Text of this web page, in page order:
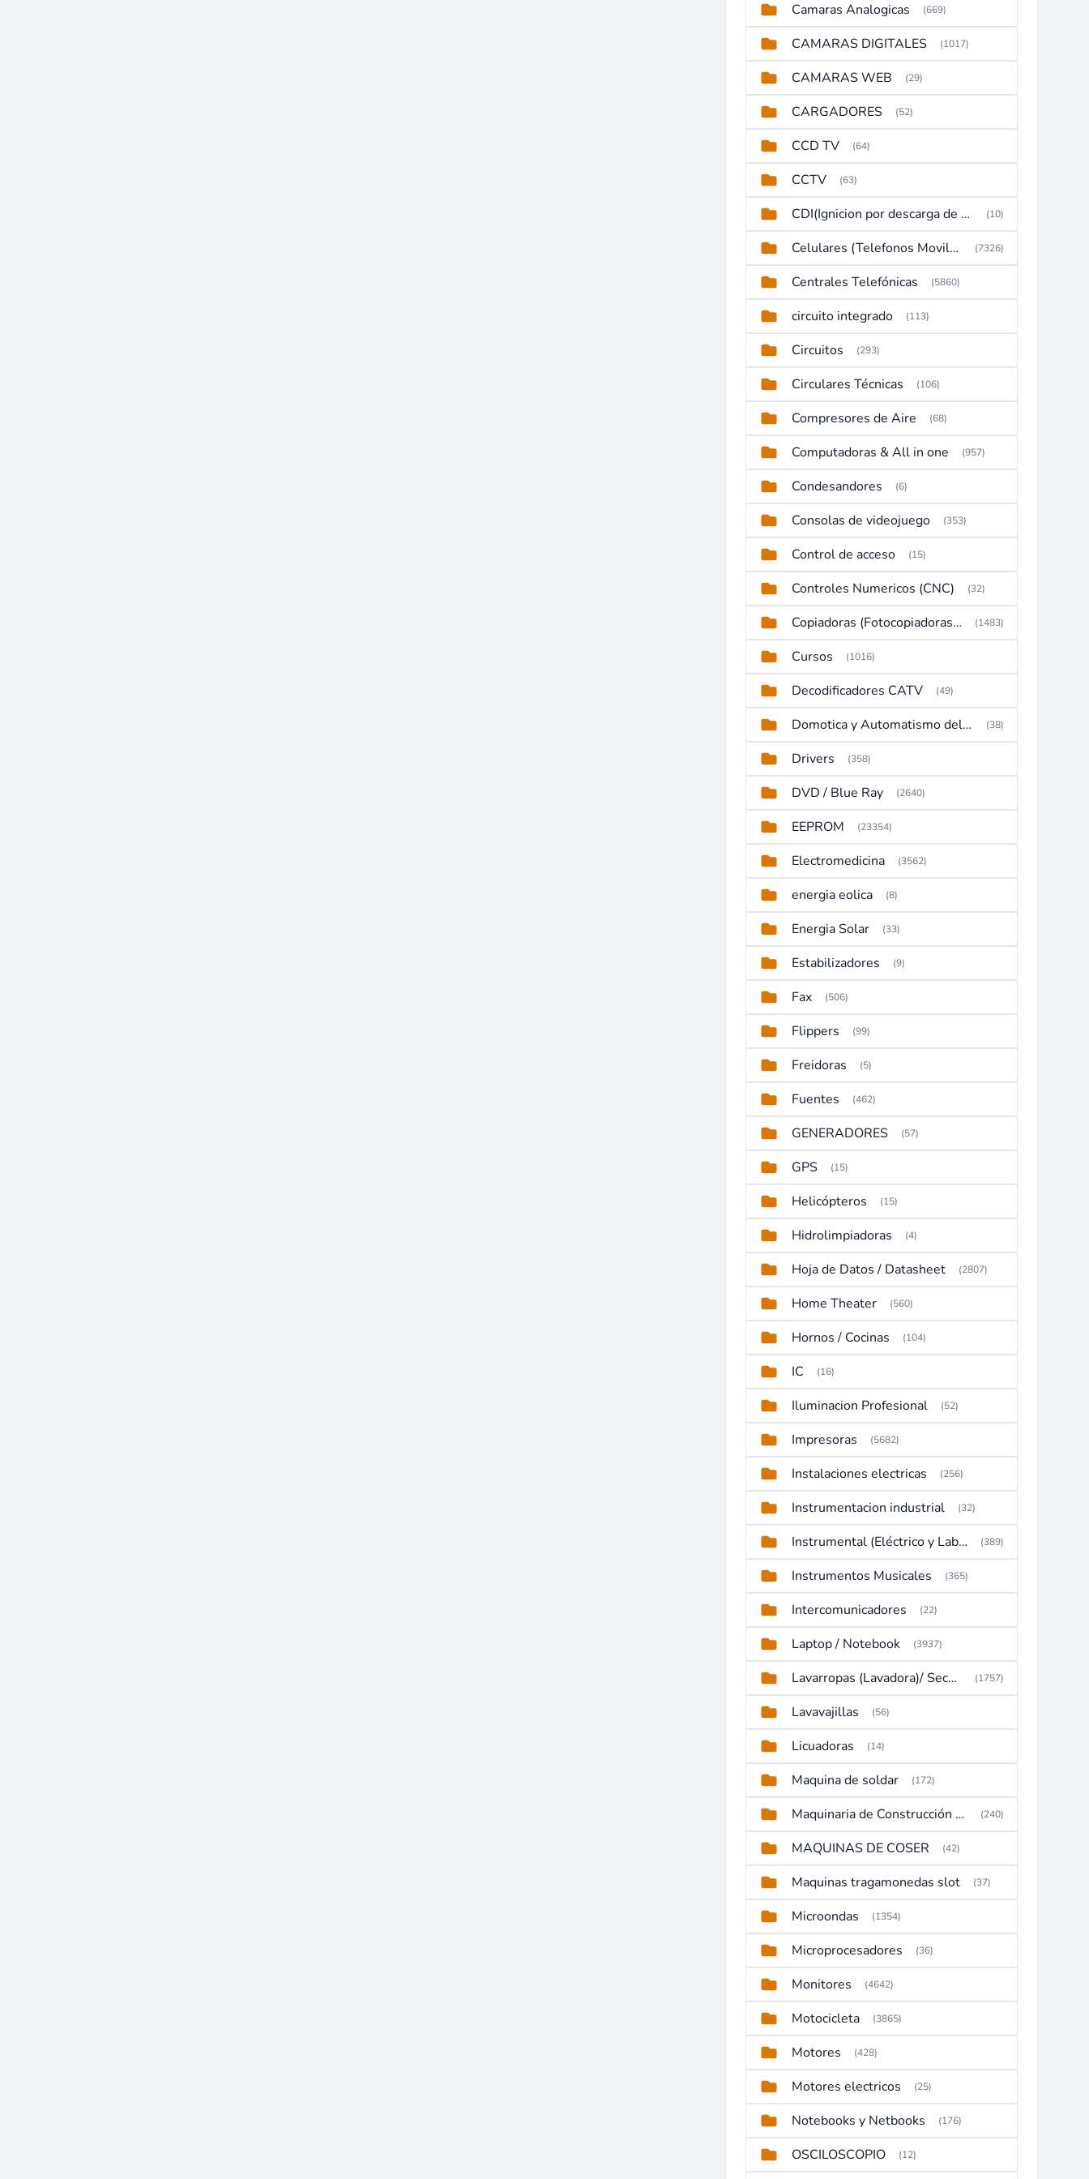
Camaras Analogicas (669)
CAMARAS DIGITALES (1017)
CAMARAS WEB (29)
CARGADORES (52)
CCD TV (64)
CCTV (63)
CDI(Ignicion por descarga de capacitor) (10)
Celulares (Telefonos Moviles) (7326)
Centrales Telefónicas (5860)
circuito integrado (113)
Circuitos (293)
Circulares Técnicas (106)
Compresores de Aire (68)
Computadoras & All in one (957)
Condesandores (6)
Consolas de videojuego (353)
Control de acceso (15)
Controles Numericos (CNC) (32)
Copiadoras (Fotocopiadoras, Multifunctions, Ploter, etc) (1483)
Cursos (1016)
Decodificadores CATV (49)
Domotica y Automatismo del hogar (38)
Drivers (358)
DVD / Blue Ray (2640)
EEPROM (23354)
Electromedicina (3562)
energia eolica (8)
Energia Solar (33)
Estabilizadores (9)
Fax (506)
Flippers (99)
Freidoras (5)
Fuentes (462)
GENERADORES (57)
GPS (15)
Helicópteros (15)
Hidrolimpiadoras (4)
Hoja de Datos / Datasheet (2807)
Home Theater (560)
Hornos / Cocinas (104)
IC (16)
Iluminacion Profesional (52)
Impresoras (5682)
Instalaciones electricas (256)
Instrumentacion industrial (32)
Instrumental (Eléctrico y Laboratorio) (389)
Instrumentos Musicales (365)
Intercomunicadores (22)
Laptop / Notebook (3937)
Lavarropas (Lavadora)/ Secadoras (1757)
Lavavajillas (56)
Licuadoras (14)
Maquina de soldar (172)
Maquinaria de Construcción (Maquinaria Pesada) (240)
MAQUINAS DE COSER (42)
Maquinas tragamonedas slot (37)
Microondas (1354)
Microprocesadores (36)
Monitores (4642)
Motocicleta (3865)
Motores (428)
Motores electricos (25)
Notebooks y Netbooks (176)
OSCILOSCOPIO (12)